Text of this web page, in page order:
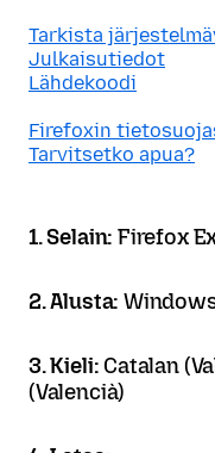
Tarkista
Julkaisutiedot
Lähdekoodi
Firefoxin
Tarvitsetko apua?
1. Selain:Firefox
2. Alusta:
3. Kieli: Catalan
(Valencià)